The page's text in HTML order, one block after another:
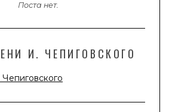
Поста нет.
И. ЧЕПИГОВСКОГО